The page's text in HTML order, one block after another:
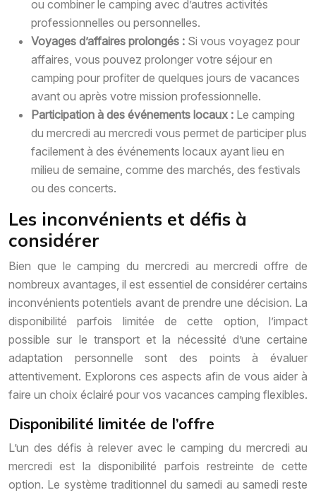
ou combiner le camping avec d’autres activités
professionnelles ou personnelles.
Voyages d’affaires prolongés : Si vous voyagez pour
affaires, vous pouvez prolonger votre séjour en
camping pour profiter de quelques jours de vacances
avant ou après votre mission professionnelle.
Participation à des événements locaux : Le camping
du mercredi au mercredi vous permet de participer plus
facilement à des événements locaux ayant lieu en
milieu de semaine, comme des marchés, des festivals
ou des concerts.
Les inconvénients et défis à
considérer
Bien que le camping du mercredi au mercredi offre de
nombreux avantages, il est essentiel de considérer certains
inconvénients potentiels avant de prendre une décision. La
disponibilité parfois limitée de cette option, l’impact
possible sur le transport et la nécessité d’une certaine
adaptation personnelle sont des points à évaluer
attentivement. Explorons ces aspects afin de vous aider à
faire un choix éclairé pour vos vacances camping flexibles.
Disponibilité limitée de l’offre
L’un des défis à relever avec le camping du mercredi au
mercredi est la disponibilité parfois restreinte de cette
option. Le système traditionnel du samedi au samedi reste